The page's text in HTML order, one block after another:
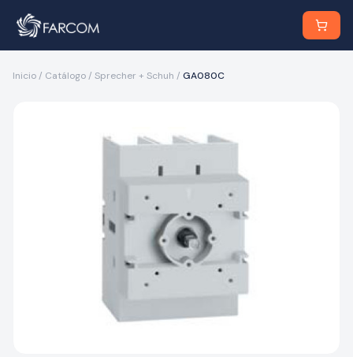
Inicio / Catálogo / Sprecher + Schuh / GA080C